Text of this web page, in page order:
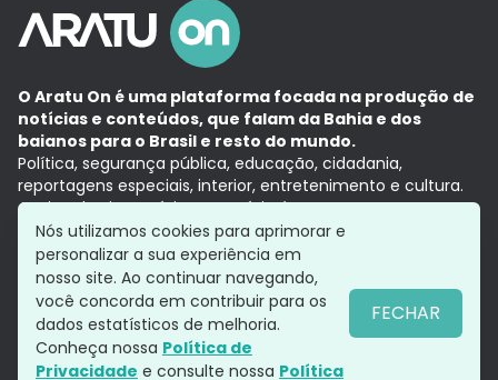
O Aratu On é uma plataforma focada na produção de
notícias e conteúdos, que falam da Bahia e dos
baianos para o Brasil e resto do mundo.
Política, segurança pública, educação, cidadania,
reportagens especiais, interior, entretenimento e cultura.
Aqui, tudo vira notícia e a notícia é no tempo presente,
com a credibilidade do Grupo Aratu.
Grupo Aratu
Política de privacidade
Siga-nos
Nós utilizamos cookies para aprimorar e
personalizar a sua experiência em
nosso site. Ao continuar navegando,
você concorda em contribuir para os
dados estatísticos de melhoria.
Conheça nossa Política de
Privacidade e consulte nossa Política
FECHAR